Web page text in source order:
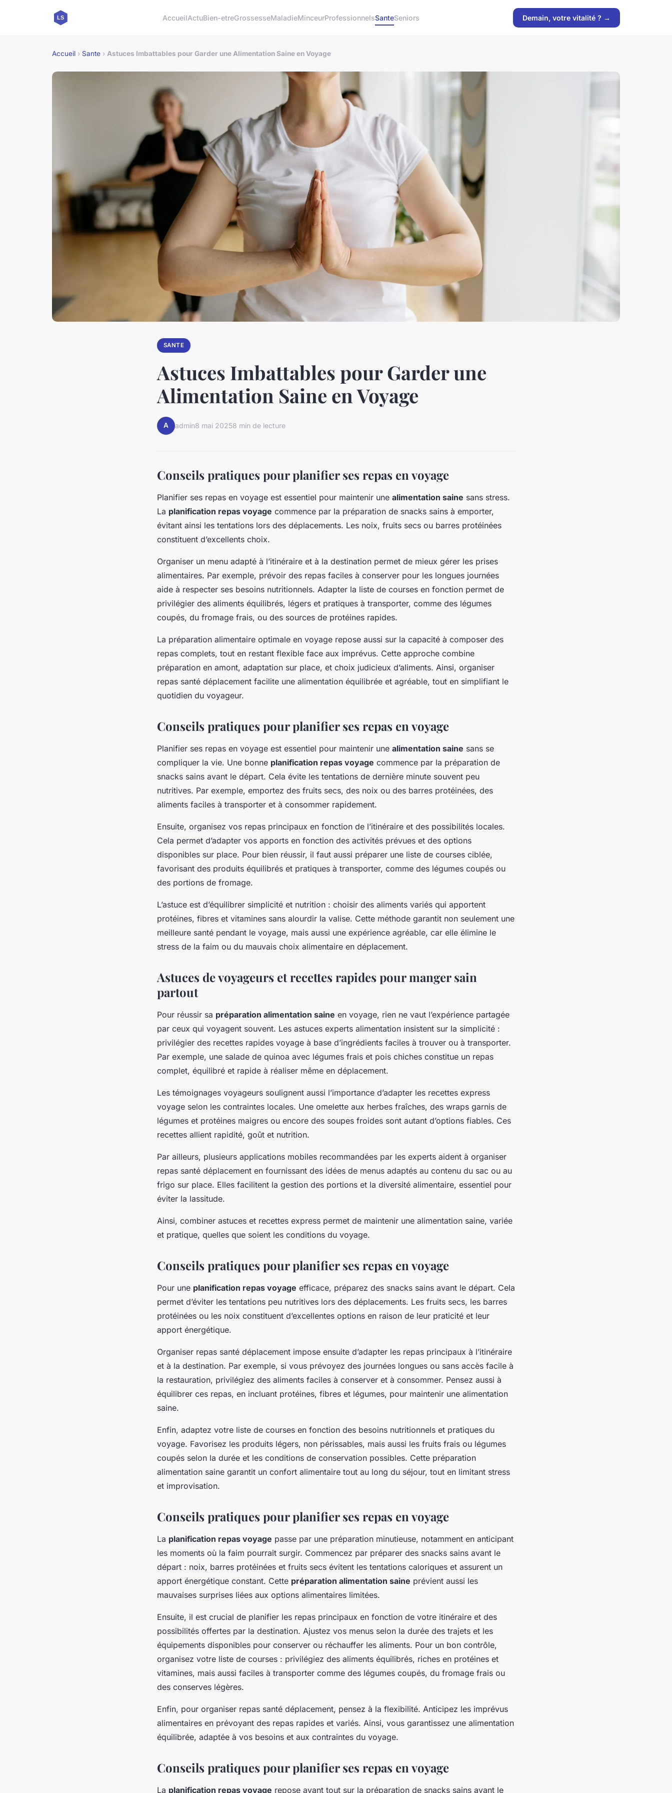
AccueilActuBien-etreGrossesseMaladieMinceurProfessionnelsSanteSeniors Demain, votre vitalité ? →
Accueil › Sante › Astuces Imbattables pour Garder une Alimentation Saine en Voyage
SANTE
Astuces Imbattables pour Garder une
Alimentation Saine en Voyage
A admin8 mai 20258 min de lecture
Conseils pratiques pour planifier ses repas en voyage
Planifier ses repas en voyage est essentiel pour maintenir une alimentation saine sans stress.
La planification repas voyage commence par la préparation de snacks sains à emporter,
évitant ainsi les tentations lors des déplacements. Les noix, fruits secs ou barres protéinées
constituent d’excellents choix.
Organiser un menu adapté à l’itinéraire et à la destination permet de mieux gérer les prises
alimentaires. Par exemple, prévoir des repas faciles à conserver pour les longues journées
aide à respecter ses besoins nutritionnels. Adapter la liste de courses en fonction permet de
privilégier des aliments équilibrés, légers et pratiques à transporter, comme des légumes
coupés, du fromage frais, ou des sources de protéines rapides.
La préparation alimentaire optimale en voyage repose aussi sur la capacité à composer des
repas complets, tout en restant flexible face aux imprévus. Cette approche combine
préparation en amont, adaptation sur place, et choix judicieux d’aliments. Ainsi, organiser
repas santé déplacement facilite une alimentation équilibrée et agréable, tout en simplifiant le
quotidien du voyageur.
Conseils pratiques pour planifier ses repas en voyage
Planifier ses repas en voyage est essentiel pour maintenir une alimentation saine sans se
compliquer la vie. Une bonne planification repas voyage commence par la préparation de
snacks sains avant le départ. Cela évite les tentations de dernière minute souvent peu
nutritives. Par exemple, emportez des fruits secs, des noix ou des barres protéinées, des
aliments faciles à transporter et à consommer rapidement.
Ensuite, organisez vos repas principaux en fonction de l’itinéraire et des possibilités locales.
Cela permet d’adapter vos apports en fonction des activités prévues et des options
disponibles sur place. Pour bien réussir, il faut aussi préparer une liste de courses ciblée,
favorisant des produits équilibrés et pratiques à transporter, comme des légumes coupés ou
des portions de fromage.
L’astuce est d’équilibrer simplicité et nutrition : choisir des aliments variés qui apportent
protéines, fibres et vitamines sans alourdir la valise. Cette méthode garantit non seulement une
meilleure santé pendant le voyage, mais aussi une expérience agréable, car elle élimine le
stress de la faim ou du mauvais choix alimentaire en déplacement.
Astuces de voyageurs et recettes rapides pour manger sain
partout
Pour réussir sa préparation alimentation saine en voyage, rien ne vaut l’expérience partagée
par ceux qui voyagent souvent. Les astuces experts alimentation insistent sur la simplicité :
privilégier des recettes rapides voyage à base d’ingrédients faciles à trouver ou à transporter.
Par exemple, une salade de quinoa avec légumes frais et pois chiches constitue un repas
complet, équilibré et rapide à réaliser même en déplacement.
Les témoignages voyageurs soulignent aussi l’importance d’adapter les recettes express
voyage selon les contraintes locales. Une omelette aux herbes fraîches, des wraps garnis de
légumes et protéines maigres ou encore des soupes froides sont autant d’options fiables. Ces
recettes allient rapidité, goût et nutrition.
Par ailleurs, plusieurs applications mobiles recommandées par les experts aident à organiser
repas santé déplacement en fournissant des idées de menus adaptés au contenu du sac ou au
frigo sur place. Elles facilitent la gestion des portions et la diversité alimentaire, essentiel pour
éviter la lassitude.
Ainsi, combiner astuces et recettes express permet de maintenir une alimentation saine, variée
et pratique, quelles que soient les conditions du voyage.
Conseils pratiques pour planifier ses repas en voyage
Pour une planification repas voyage efficace, préparez des snacks sains avant le départ. Cela
permet d’éviter les tentations peu nutritives lors des déplacements. Les fruits secs, les barres
protéinées ou les noix constituent d’excellentes options en raison de leur praticité et leur
apport énergétique.
Organiser repas santé déplacement impose ensuite d’adapter les repas principaux à l’itinéraire
et à la destination. Par exemple, si vous prévoyez des journées longues ou sans accès facile à
la restauration, privilégiez des aliments faciles à conserver et à consommer. Pensez aussi à
équilibrer ces repas, en incluant protéines, fibres et légumes, pour maintenir une alimentation
saine.
Enfin, adaptez votre liste de courses en fonction des besoins nutritionnels et pratiques du
voyage. Favorisez les produits légers, non périssables, mais aussi les fruits frais ou légumes
coupés selon la durée et les conditions de conservation possibles. Cette préparation
alimentation saine garantit un confort alimentaire tout au long du séjour, tout en limitant stress
et improvisation.
Conseils pratiques pour planifier ses repas en voyage
La planification repas voyage passe par une préparation minutieuse, notamment en anticipant
les moments où la faim pourrait surgir. Commencez par préparer des snacks sains avant le
départ : noix, barres protéinées et fruits secs évitent les tentations caloriques et assurent un
apport énergétique constant. Cette préparation alimentation saine prévient aussi les
mauvaises surprises liées aux options alimentaires limitées.
Ensuite, il est crucial de planifier les repas principaux en fonction de votre itinéraire et des
possibilités offertes par la destination. Ajustez vos menus selon la durée des trajets et les
équipements disponibles pour conserver ou réchauffer les aliments. Pour un bon contrôle,
organisez votre liste de courses : privilégiez des aliments équilibrés, riches en protéines et
vitamines, mais aussi faciles à transporter comme des légumes coupés, du fromage frais ou
des conserves légères.
Enfin, pour organiser repas santé déplacement, pensez à la flexibilité. Anticipez les imprévus
alimentaires en prévoyant des repas rapides et variés. Ainsi, vous garantissez une alimentation
équilibrée, adaptée à vos besoins et aux contraintes du voyage.
Conseils pratiques pour planifier ses repas en voyage
La planification repas voyage repose avant tout sur la préparation de snacks sains avant le